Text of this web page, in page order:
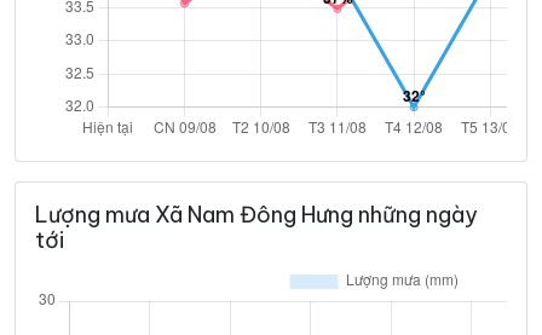
Lượng mưa Xã Nam Đông Hưng những ngày
tới